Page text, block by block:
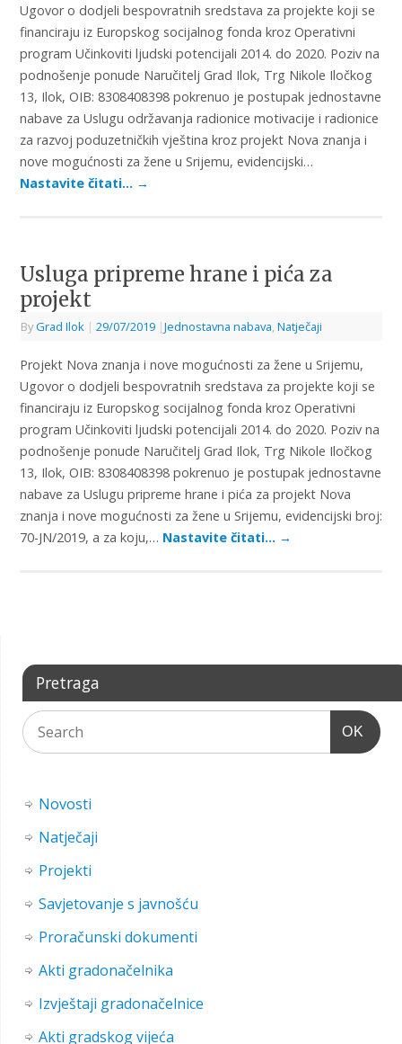
Ugovor o dodjeli bespovratnih sredstava za projekte koji se
financiraju iz Europskog socijalnog fonda kroz Operativni
program Učinkoviti ljudski potencijali 2014. do 2020. Poziv na
podnošenje ponude Naručitelj Grad Ilok, Trg Nikole Iločkog
13, Ilok, OIB: 8308408398 pokrenuo je postupak jednostavne
nabave za Uslugu održavanja radionice motivacije i radionice
za razvoj poduzetničkih vještina kroz projekt Nova znanja i
nove mogućnosti za žene u Srijemu, evidencijski…
Nastavite čitati… →
Usluga pripreme hrane i pića za
projekt
ByGrad Ilok | 29/07/2019 |Jednostavna nabava, Natječaji
Projekt Nova znanja i nove mogućnosti za žene u Srijemu,
Ugovor o dodjeli bespovratnih sredstava za projekte koji se
financiraju iz Europskog socijalnog fonda kroz Operativni
program Učinkoviti ljudski potencijali 2014. do 2020. Poziv na
podnošenje ponude Naručitelj Grad Ilok, Trg Nikole Iločkog
13, Ilok, OIB: 8308408398 pokrenuo je postupak jednostavne
nabave za Uslugu pripreme hrane i pića za projekt Nova
znanja i nove mogućnosti za žene u Srijemu, evidencijski broj:
70-JN/2019, a za koju,… Nastavite čitati… →
Pretraga
OK
Novosti
Natječaji
Projekti
Savjetovanje s javnošću
Proračunski dokumenti
Akti gradonačelnika
Izvještaji gradonačelnice
Akti gradskog vijeća